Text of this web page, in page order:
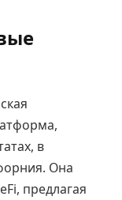
в
Она
предлагая